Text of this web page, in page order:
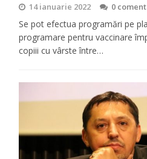
14 ianuarie 2022 0
Se pot efectua programări pe
programare pentru vaccinare
copiii cu vârste între…